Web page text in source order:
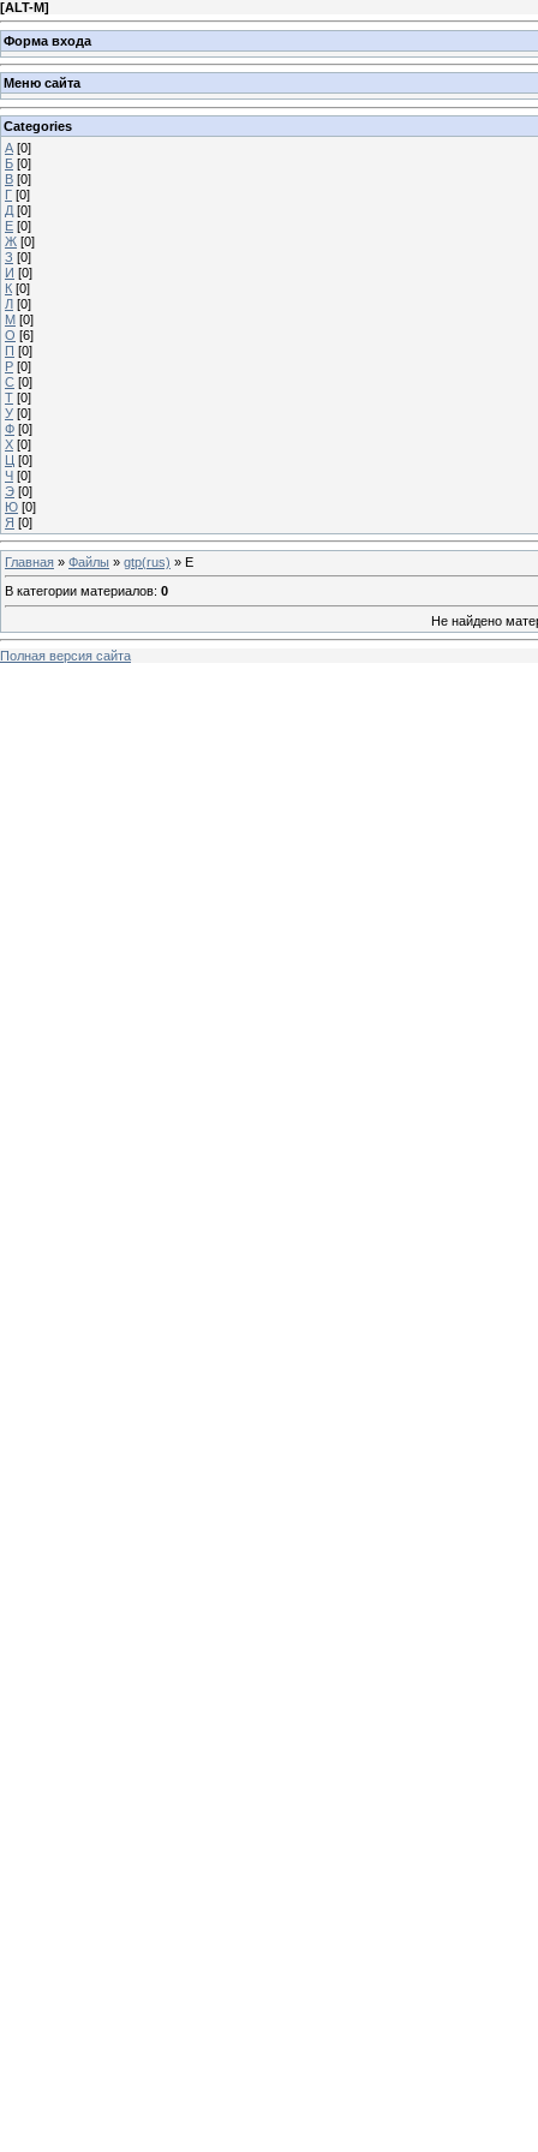
[ALT-M]
Форма входа
Меню сайта
Categories
А [0]
Б [0]
В [0]
Г [0]
Д [0]
Е [0]
Ж [0]
З [0]
И [0]
К [0]
Л [0]
М [0]
О [6]
П [0]
Р [0]
С [0]
Т [0]
У [0]
Ф [0]
Х [0]
Ц [0]
Ч [0]
Э [0]
Ю [0]
Я [0]
Главная » Файлы » gtp(rus) » Е
В категории материалов: 0
Не найдено
Полная версия сайта